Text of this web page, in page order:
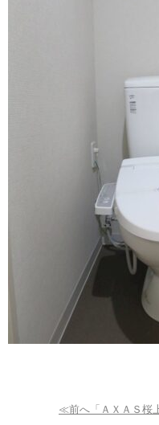
≪前へ「ＡＸＡＳ桜